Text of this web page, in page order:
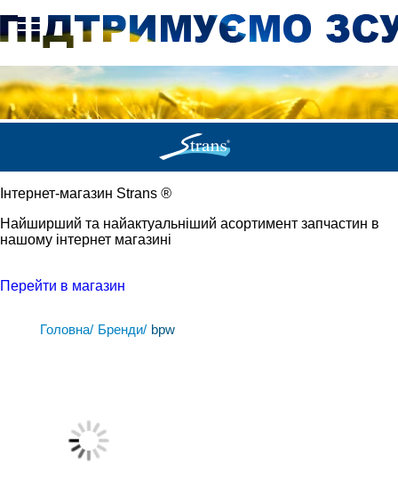
Iнтернет-магазин Strans ®
Найширший та найактуальніший асортимент запчастин в
нашому інтернет магазині
Перейти в магазин
Головна/ Бренди/ bpw